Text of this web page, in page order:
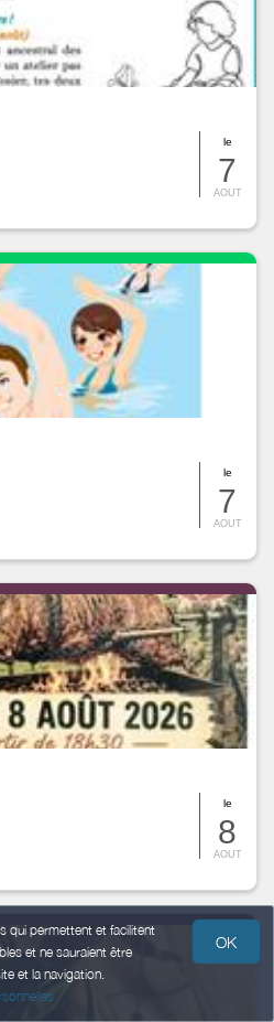
qui permettent et facilitent
et ne sauraient être
et la navigation.
OK
le
7
AOUT
le
7
AOUT
le
8
AOUT